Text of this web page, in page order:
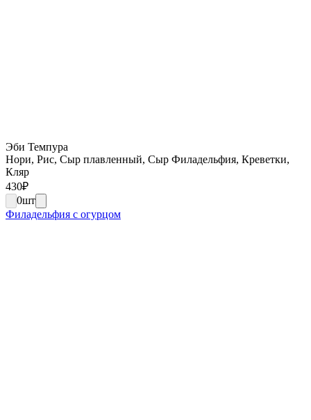
Эби Темпура
Нори, Рис, Сыр плавленный, Сыр Филадельфия, Креветки,
Кляр
430₽
0шт
Филадельфия с огурцом